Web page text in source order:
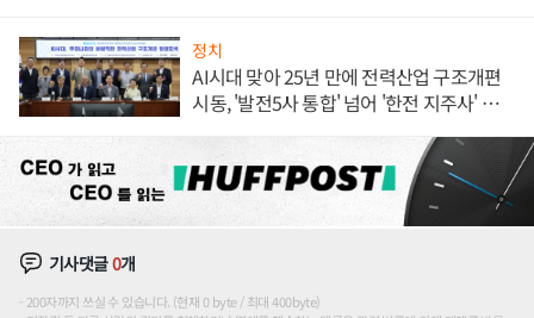
정치
AI시대 맞아 25년 만에 전력산업 구조개편
시동, '발전5사 통합' 넘어 '한전 지주사' 재편
기사댓글0개
200자까지 쓰실 수 있습니다. (현재 0 byte / 최대 400byte)